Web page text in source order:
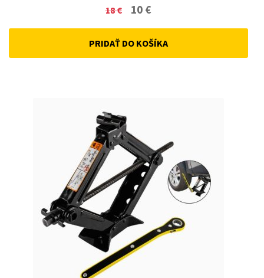
18€
Original
price
was:
10 €
price
is:
PRIDAŤ DO KOŠÍKA